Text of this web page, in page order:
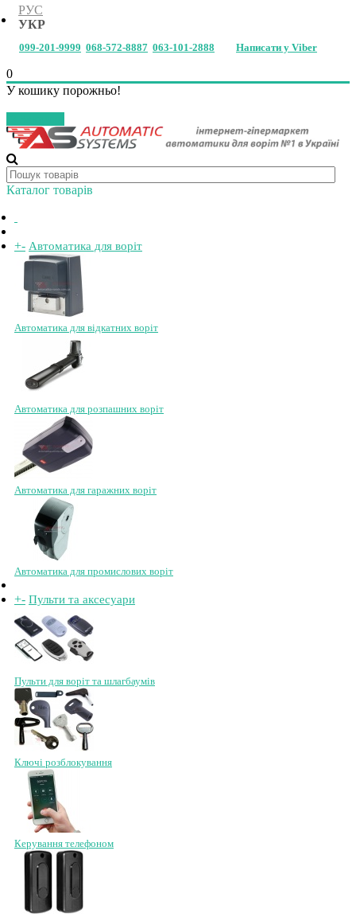
РУС
УКР
099-201-9999 068-572-8887 063-101-2888 Написати у Viber
0
У кошику порожньо!
Каталог товарів
+- Автоматика для воріт
Автоматика для відкатних воріт
Автоматика для розпашних воріт
Автоматика для гаражних воріт
Автоматика для промислових воріт
+- Пульти та аксесуари
Пульти для воріт та шлагбаумів
Ключі розблокування
Керування телефоном